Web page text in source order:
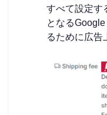
すべて設定す
となる
るために広告